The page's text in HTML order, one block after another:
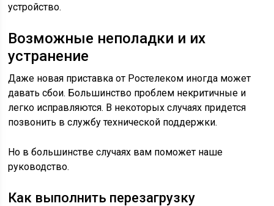
устройство.
Возможные неполадки и их
устранение
Даже новая приставка от Ростелеком иногда может
давать сбои. Большинство проблем некритичные и
легко исправляются. В некоторых случаях придется
позвонить в службу технической поддержки.
Но в большинстве случаях вам поможет наше
руководство.
Как выполнить перезагрузку